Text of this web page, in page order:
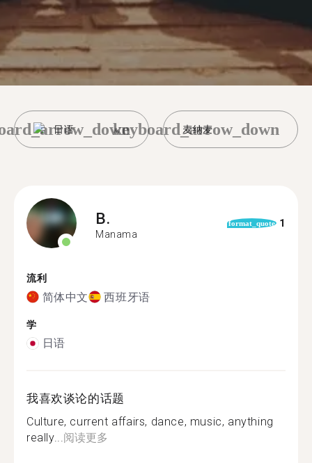
日语 麦纳麦
keyboard_arrow_down
B.
Manama
format_quote 1
流利
简体中文 西班牙语
学
日语
我喜欢谈论的话题
Culture, current affairs, dance, music, anything
really...阅读更多